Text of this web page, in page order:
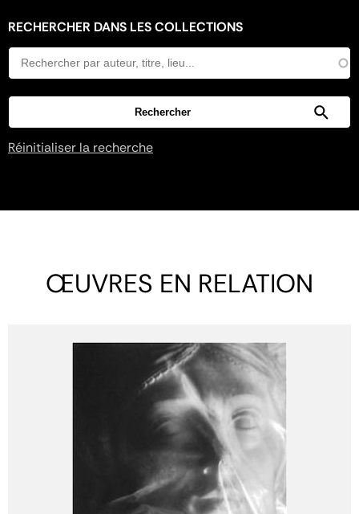
RECHERCHER DANS LES COLLECTIONS
Réinitialiser la recherche
ŒUVRES EN RELATION